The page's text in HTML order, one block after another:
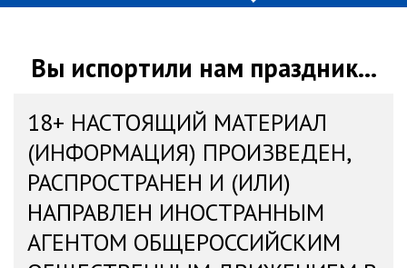
Вы испортили нам праздник…
18+ НАСТОЯЩИЙ МАТЕРИАЛ
(ИНФОРМАЦИЯ) ПРОИЗВЕДЕН,
РАСПРОСТРАНЕН И (ИЛИ)
НАПРАВЛЕН ИНОСТРАННЫМ
АГЕНТОМ ОБЩЕРОССИЙСКИМ